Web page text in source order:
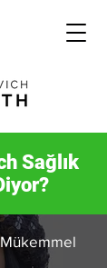
Sağlık
Mükemmel